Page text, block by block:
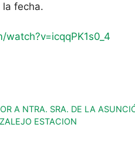
fecha.
A NTRA. SRA. DE LA
ESTACION